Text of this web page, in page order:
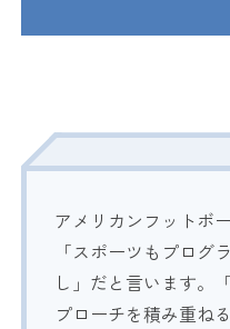
アメリカンフットボ
「スポーツもプログ
し」だと言います。
プローチを積み重ね